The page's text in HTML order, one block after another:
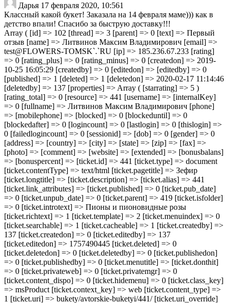
Дарья 17 февраля 2020, 10:561
Классный какой букет! Заказала на 14 февраля маме))) как в
детство впали! Спасибо за быструю доставку!!!
Array ( [id] => 102 [thread] => 3 [parent] => 0 [text] => Первый
отзыв [name] => Литвинов Максим Владимирович [email] =>
test@FLOWERS-TOMSK`.`RU [ip] => 185.236.67.233 [rating]
=> 0 [rating_plus] => 0 [rating_minus] => 0 [createdon] => 2019-
10-25 16:05:29 [createdby] => 0 [editedon] => [editedby] => 0
[published] => 1 [deleted] => 1 [deletedon] => 2020-02-17 11:14:46
[deletedby] => 137 [properties] => Array ( [starrating] => 5 )
[rating_total] => 0 [resource] => 441 [username] => [internalKey]
=> 0 [fullname] => Литвинов Максим Владимирович [phone]
=> [mobilephone] => [blocked] => 0 [blockeduntil] => 0
[blockedafter] => 0 [logincount] => 0 [lastlogin] => 0 [thislogin] =>
0 [failedlogincount] => 0 [sessionid] => [dob] => 0 [gender] => 0
[address] => [country] => [city] => [state] => [zip] => [fax] =>
[photo] => [comment] => [website] => [extended] => [bonusbalans]
=> [bonuspercent] => [ticket.id] => 441 [ticket.type] => document
[ticket.contentType] => text/html [ticket.pagetitle] => Зефир
[ticket.longtitle] => [ticket.description] => [ticket.alias] => 441
[ticket.link_attributes] => [ticket.published] => 0 [ticket.pub_date]
=> 0 [ticket.unpub_date] => 0 [ticket.parent] => 419 [ticket.isfolder]
=> 0 [ticket.introtext] => Пионы и пионовидные розы
[ticket.richtext] => 1 [ticket.template] => 2 [ticket.menuindex] => 0
[ticket.searchable] => 1 [ticket.cacheable] => 1 [ticket.createdby] =>
137 [ticket.createdon] => 0 [ticket.editedby] => 137
[ticket.editedon] => 1757490445 [ticket.deleted] => 0
[ticket.deletedon] => 0 [ticket.deletedby] => 0 [ticket.publishedon]
=> 0 [ticket.publishedby] => 0 [ticket.menutitle] => [ticket.donthit]
=> 0 [ticket.privateweb] => 0 [ticket.privatemgr] => 0
[ticket.content_dispo] => 0 [ticket.hidemenu] => 0 [ticket.class_key]
=> msProduct [ticket.context_key] => web [ticket.content_type] =>
1 [ticket.uri] => bukety/avtorskie-buketyi/441/ [ticket.uri_override]